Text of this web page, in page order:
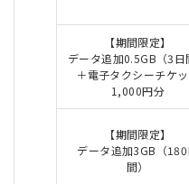
【期間限定】
データ追加0.5GB（3日
＋電子タクシーチケッ
1,000円分
【期間限定】
データ追加3GB（180
間）